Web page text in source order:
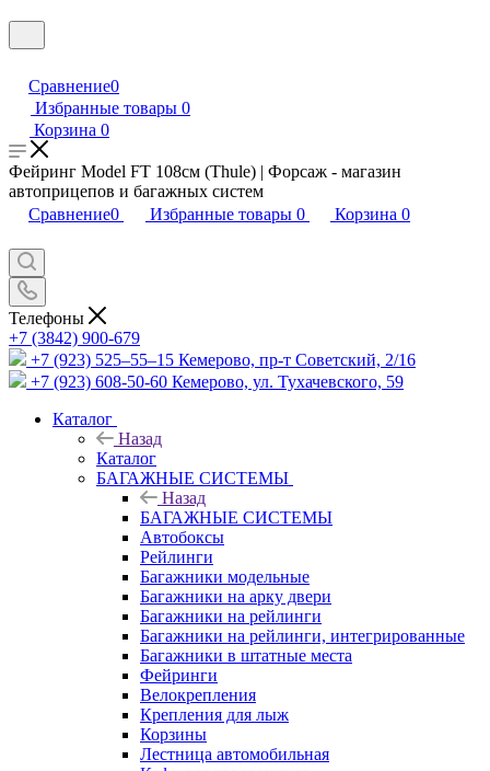
Сравнение0
Избранные товары 0
Корзина 0
Фейринг Model FT 108см (Thule) | Форсаж - магазин
автоприцепов и багажных систем
Сравнение0 Избранные товары 0 Корзина 0
Телефоны
+7 (3842) 900-679
+7 (923) 525–55–15 Кемерово, пр-т Советский, 2/16
+7 (923) 608-50-60 Кемерово, ул. Тухачевского, 59
Каталог
Назад
Каталог
БАГАЖНЫЕ СИСТЕМЫ
Назад
БАГАЖНЫЕ СИСТЕМЫ
Автобоксы
Рейлинги
Багажники модельные
Багажники на арку двери
Багажники на рейлинги
Багажники на рейлинги, интегрированные
Багажники в штатные места
Фейринги
Велокрепления
Крепления для лыж
Корзины
Лестница автомобильная